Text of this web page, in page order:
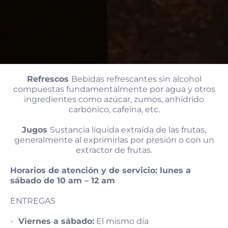
Refrescos Bebidas refrescantes sin alcohol
compuestas fundamentalmente por agua y otros
ingredientes como azúcar, zumos, anhídrido
carbónico, cafeína, etc.
Jugos Sustancia líquida extraída de las frutas,
generalmente al exprimirlas por presión o con un
extractor de frutas.
Horarios de atención y de servicio: lunes a
sábado de 10 am – 12 am
ENTREGAS
Viernes a sábado: El mismo día